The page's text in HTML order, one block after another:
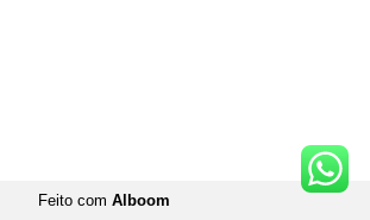
Feito com Alboom